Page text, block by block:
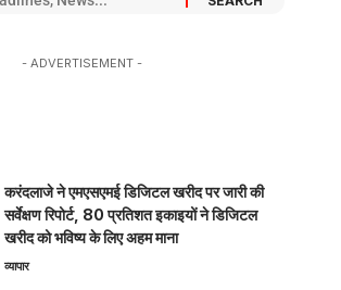
- ADVERTISEMENT -
करंदलाजे ने एमएसएमई डिजिटल खरीद पर जारी की
सर्वेक्षण रिपोर्ट, 80 प्रतिशत इकाइयों ने डिजिटल
खरीद को भविष्य के लिए अहम माना
व्यापार